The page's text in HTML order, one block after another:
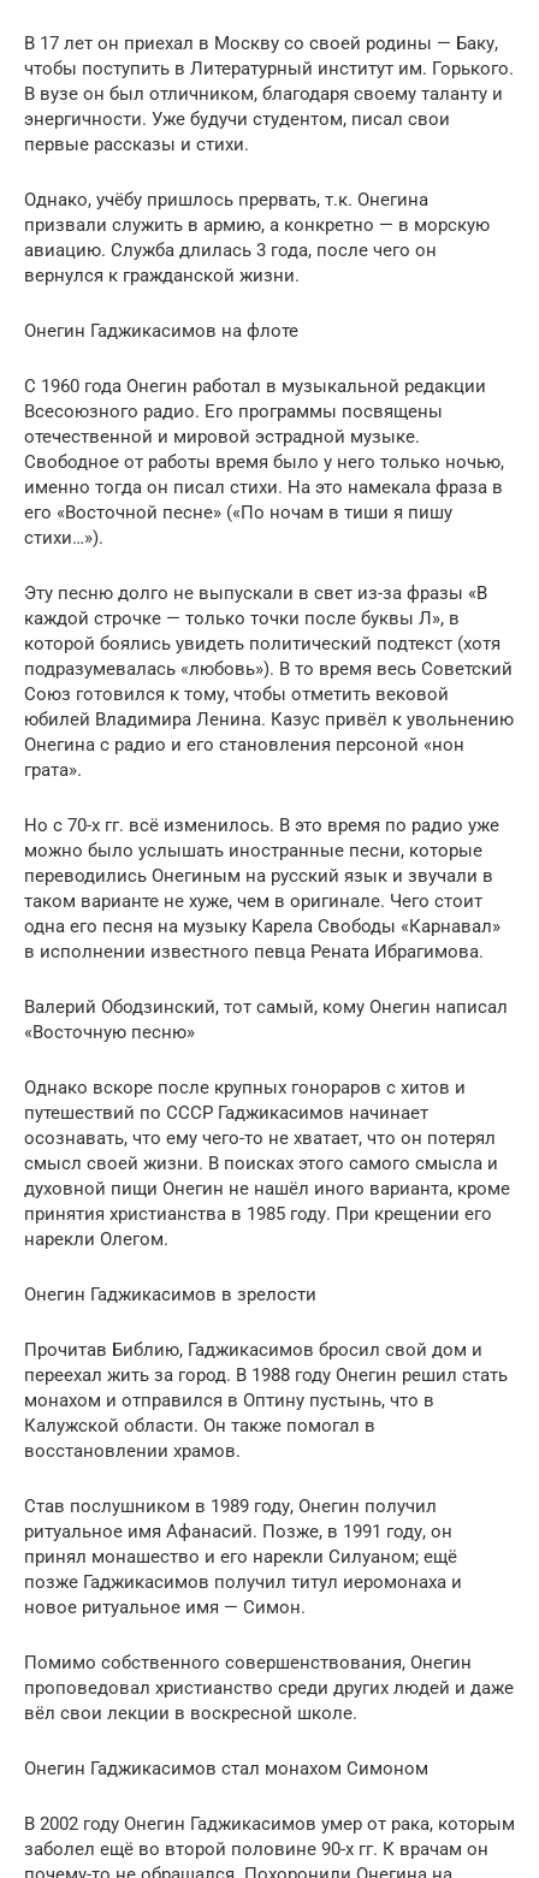
В 17 лет он приехал в Москву со своей родины — Баку,
чтобы поступить в Литературный институт им. Горького.
В вузе он был отличником, благодаря своему таланту и
энергичности. Уже будучи студентом, писал свои
первые рассказы и стихи.
Однако, учёбу пришлось прервать, т.к. Онегина
призвали служить в армию, а конкретно — в морскую
авиацию. Служба длилась 3 года, после чего он
вернулся к гражданской жизни.
Онегин Гаджикасимов на флоте
С 1960 года Онегин работал в музыкальной редакции
Всесоюзного радио. Его программы посвящены
отечественной и мировой эстрадной музыке.
Свободное от работы время было у него только ночью,
именно тогда он писал стихи. На это намекала фраза в
его «Восточной песне» («По ночам в тиши я пишу
стихи…»).
Эту песню долго не выпускали в свет из-за фразы «В
каждой строчке — только точки после буквы Л», в
которой боялись увидеть политический подтекст (хотя
подразумевалась «любовь»). В то время весь Советский
Союз готовился к тому, чтобы отметить вековой
юбилей Владимира Ленина. Казус привёл к увольнению
Онегина с радио и его становления персоной «нон
грата».
Но с 70-х гг. всё изменилось. В это время по радио уже
можно было услышать иностранные песни, которые
переводились Онегиным на русский язык и звучали в
таком варианте не хуже, чем в оригинале. Чего стоит
одна его песня на музыку Карела Свободы «Карнавал»
в исполнении известного певца Рената Ибрагимова.
Валерий Ободзинский, тот самый, кому Онегин написал
«Восточную песню»
Однако вскоре после крупных гонораров с хитов и
путешествий по СССР Гаджикасимов начинает
осознавать, что ему чего-то не хватает, что он потерял
смысл своей жизни. В поисках этого самого смысла и
духовной пищи Онегин не нашёл иного варианта, кроме
принятия христианства в 1985 году. При крещении его
нарекли Олегом.
Онегин Гаджикасимов в зрелости
Прочитав Библию, Гаджикасимов бросил свой дом и
переехал жить за город. В 1988 году Онегин решил стать
монахом и отправился в Оптину пустынь, что в
Калужской области. Он также помогал в
восстановлении храмов.
Став послушником в 1989 году, Онегин получил
ритуальное имя Афанасий. Позже, в 1991 году, он
принял монашество и его нарекли Силуаном; ещё
позже Гаджикасимов получил титул иеромонаха и
новое ритуальное имя — Симон.
Помимо собственного совершенствования, Онегин
проповедовал христианство среди других людей и даже
вёл свои лекции в воскресной школе.
Онегин Гаджикасимов стал монахом Симоном
В 2002 году Онегин Гаджикасимов умер от рака, которым
заболел ещё во второй половине 90-х гг. К врачам он